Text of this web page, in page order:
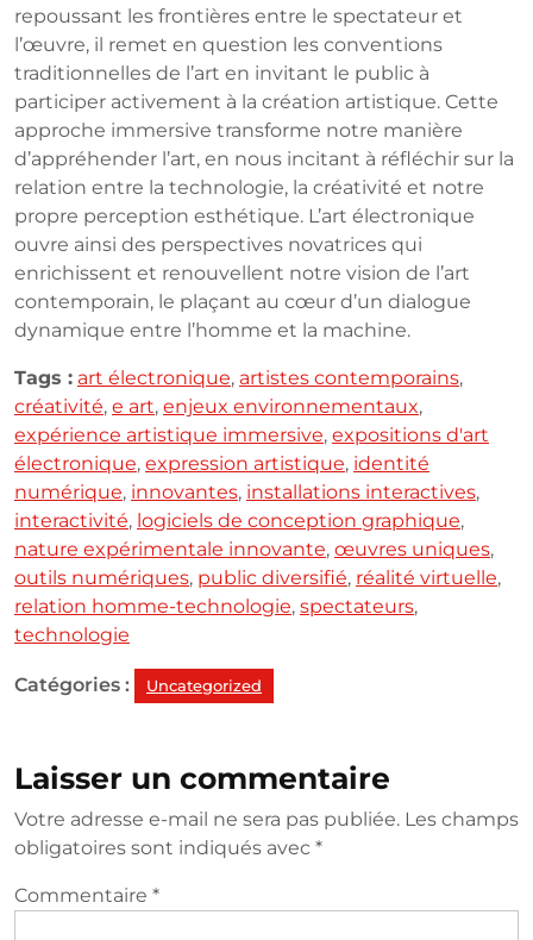
repoussant les frontières entre le spectateur et
l’œuvre, il remet en question les conventions
traditionnelles de l’art en invitant le public à
participer activement à la création artistique. Cette
approche immersive transforme notre manière
d’appréhender l’art, en nous incitant à réfléchir sur la
relation entre la technologie, la créativité et notre
propre perception esthétique. L’art électronique
ouvre ainsi des perspectives novatrices qui
enrichissent et renouvellent notre vision de l’art
contemporain, le plaçant au cœur d’un dialogue
dynamique entre l’homme et la machine.
Tags : art électronique, artistes contemporains,
créativité, e art, enjeux environnementaux,
expérience artistique immersive, expositions d'art
électronique, expression artistique, identité
numérique, innovantes, installations interactives,
interactivité, logiciels de conception graphique,
nature expérimentale innovante, œuvres uniques,
outils numériques, public diversifié, réalité virtuelle,
relation homme-technologie, spectateurs,
technologie
Catégories : Uncategorized
Laisser un commentaire
Votre adresse e-mail ne sera pas publiée. Les champs
obligatoires sont indiqués avec *
Commentaire *